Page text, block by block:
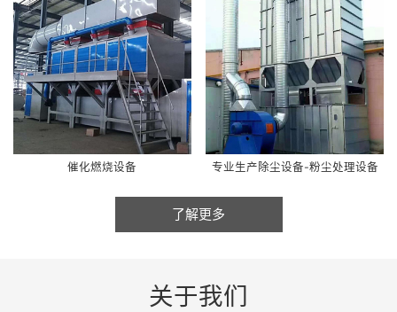
催化燃烧设备 专业生产除尘设备-粉尘处理设备
了解更多
关于我们